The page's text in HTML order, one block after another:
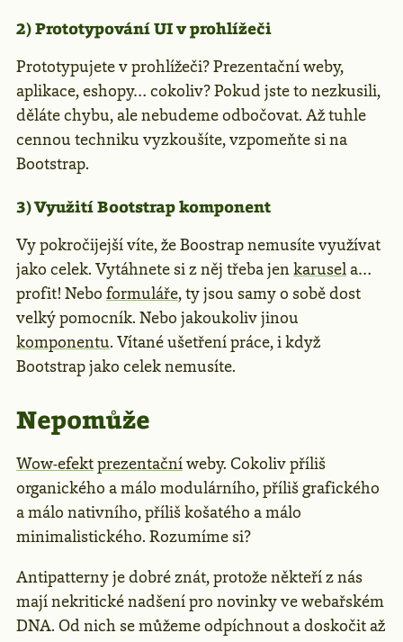
2) Prototypování UI v prohlížeči
Prototypujete v prohlížeči? Prezentační weby,
aplikace, eshopy… cokoliv? Pokud jste to nezkusili,
děláte chybu, ale nebudeme odbočovat. Až tuhle
cennou techniku vyzkoušíte, vzpomeňte si na
Bootstrap.
3) Využití Bootstrap komponent
Vy pokročijejší víte, že Boostrap nemusíte využívat
jako celek. Vytáhnete si z něj třeba jenkarusela…
profit! Nebo formuláře, ty jsou samy o sobě dost
velký pomocník. Nebo jakoukoliv jinou
komponentu. Vítané ušetření práce, i když
Bootstrap jako celek nemusíte.
Nepomůže
Wow-efektprezentačníweby. Cokoliv příliš
organického a málo modulárního, příliš grafického
a málo nativního, příliš košatého a málo
minimalistického. Rozumíme si?
Antipatterny je dobré znát, protože někteří z nás
mají nekritické nadšení pro novinky ve webařském
DNA. Od nich se můžeme odpíchnout a doskočit až